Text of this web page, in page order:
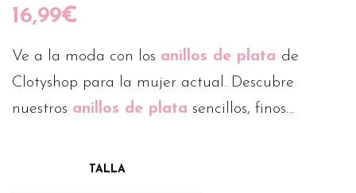
16,99€
Ve a la moda con los anillos de plata de
Clotyshop para la mujer actual. Descubre
nuestros anillos de plata sencillos, finos…
TALLA